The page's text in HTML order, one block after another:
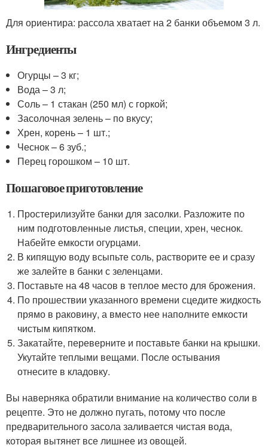
Для ориентира: рассола хватает на 2 банки объемом 3 л.
Ингредиенты
Огурцы – 3 кг;
Вода – 3 л;
Соль – 1 стакан (250 мл) с горкой;
Засолочная зелень – по вкусу;
Хрен, корень – 1 шт.;
Чеснок – 6 зуб.;
Перец горошком – 10 шт.
Пошаговое приготовление
Простерилизуйте банки для засолки. Разложите по
ним подготовленные листья, специи, хрен, чеснок.
Набейте емкости огурцами.
В кипящую воду всыпьте соль, растворите ее и сразу
же залейте в банки с зеленцами.
Поставьте на 48 часов в теплое место для брожения.
По прошествии указанного времени сцедите жидкость
прямо в раковину, а вместо нее наполните емкости
чистым кипятком.
Закатайте, переверните и поставьте банки на крышки.
Укутайте теплыми вещами. После остывания
отнесите в кладовку.
Вы наверняка обратили внимание на количество соли в
рецепте. Это не должно пугать, потому что после
предварительного засола заливается чистая вода,
которая вытянет все лишнее из овощей.